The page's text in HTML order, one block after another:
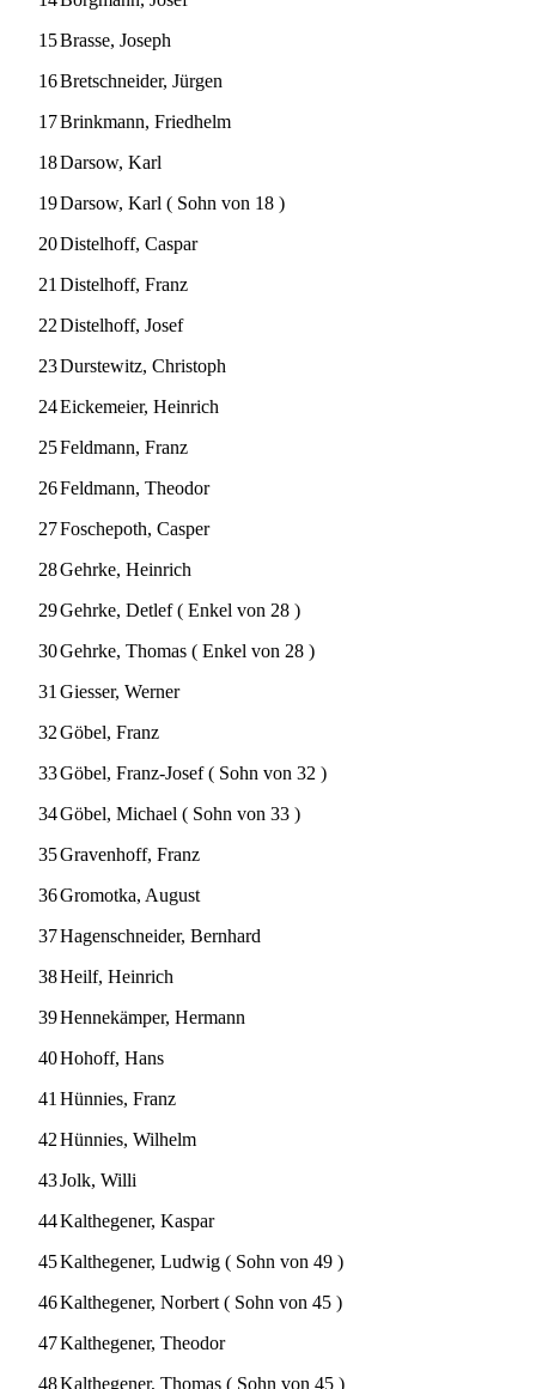
15Brasse, Joseph
16Bretschneider, Jürgen
17Brinkmann, Friedhelm
18Darsow, Karl
19Darsow, Karl ( Sohn von 18 )
20Distelhoff, Caspar
21 Distelhoff, Franz
22Distelhoff, Josef
23Durstewitz, Christoph
24Eickemeier, Heinrich
25Feldmann, Franz
26Feldmann, Theodor
27Foschepoth, Casper
28Gehrke, Heinrich
29Gehrke, Detlef ( Enkel von 28 )
30Gehrke, Thomas ( Enkel von 28 )
31 Giesser, Werner
32Göbel, Franz
33Göbel, Franz-Josef ( Sohn von 32 )
34Göbel, Michael ( Sohn von 33 )
35Gravenhoff, Franz
36Gromotka, August
37Hagenschneider, Bernhard
38Heilf, Heinrich
39Hennekämper, Hermann
40Hohoff, Hans
41 Hünnies, Franz
42Hünnies, Wilhelm
43Jolk, Willi
44Kalthegener, Kaspar
45Kalthegener, Ludwig ( Sohn von 49 )
46Kalthegener, Norbert ( Sohn von 45 )
47Kalthegener, Theodor
48Kalthegener, Thomas ( Sohn von 45 )